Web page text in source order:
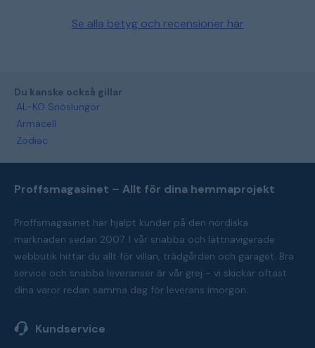
Se alla betyg och recensioner här
Du kanske också gillar
AL-KO Snöslungor
Armacell
Zodiac
Proffsmagasinet – Allt för dina hemmaprojekt
Proffsmagasinet har hjälpt kunder på den nordiska
marknaden sedan 2007. I vår snabba och lättnavigerade
webbutik hittar du allt för villan, trädgården och garaget. Bra
service och snabba leveranser är vår grej - vi skickar oftast
dina varor redan samma dag för leverans imorgon.
Kundservice